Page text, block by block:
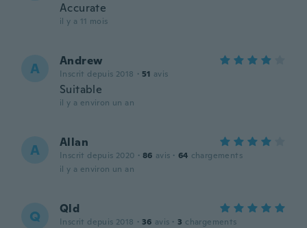
Accurate
il y a 11 mois
A Andrew
Inscrit depuis 2018 · 51 avis
Suitable
il y a environ un an
A Allan
Inscrit depuis 2020 · 86 avis · 64 chargements
il y a environ un an
Q Qld
Inscrit depuis 2018 · 36 avis · 3 chargements